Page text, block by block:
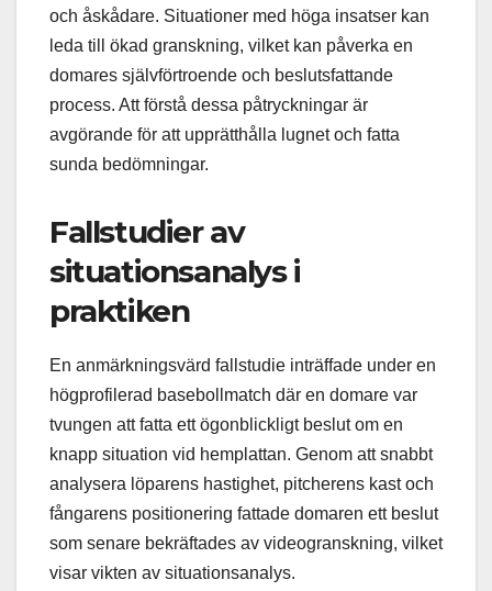
och åskådare. Situationer med höga insatser kan
leda till ökad granskning, vilket kan påverka en
domares självförtroende och beslutsfattande
process. Att förstå dessa påtryckningar är
avgörande för att upprätthålla lugnet och fatta
sunda bedömningar.
Fallstudier av
situationsanalys i
praktiken
En anmärkningsvärd fallstudie inträffade under en
högprofilerad basebollmatch där en domare var
tvungen att fatta ett ögonblickligt beslut om en
knapp situation vid hemplattan. Genom att snabbt
analysera löparens hastighet, pitcherens kast och
fångarens positionering fattade domaren ett beslut
som senare bekräftades av videogranskning, vilket
visar vikten av situationsanalys.